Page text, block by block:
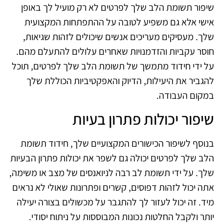
שיפור תשומת הלב שלך לפרטים לא רק מועיל לך באופן
אישי אלא גם משפיע לטובה על ההתפתחות המקצועית
שלך. מעסיקים מעריכים אנשים שיכולים לזהות שגיאות,
חוסר עקביות והזדמנויות שאחרים עלולים להתעלם מהם.
על ידי חידוד מתמשך של תשומת הלב שלך לפרטים, תוכל
להגביר את היעילות, הדיוק והאפקטיביות הכוללת שלך
במקום העבודה.
שיפור יכולות פתרון בעיות
בנוסף לשיפור הכישורים המקצועיים שלך, חידוד תשומת
הלב שלך לפרטים יכולה גם לשפר את יכולות פתרון הבעיות
שלך. על ידי תשומת לב רבה לניואנסים של מצב או משימה,
אתה יכול לזהות דפוסים, קשרים ופתרונות שאולי לא נראים
מיד. זה יכול לעזור לך להתגבר על מכשולים בצורה יעילה
יותר ולקבל החלטות נכונות המבוססות על ניתוח יסודי.